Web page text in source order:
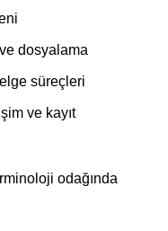
dosyalama
süreçleri
ve kayıt
odağında